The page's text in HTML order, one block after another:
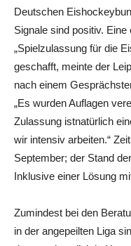
Deutschen
Signale sind positiv.
„Spielzulassung für die
geschafft, meinte der
nach einem
„Es wurden Auflagen
Zulassung istnatürlich
wir intensiv arbeiten.“
September; der Stand
Inklusive einer Lösung
Zumindest bei den
in der angepeilten Liga